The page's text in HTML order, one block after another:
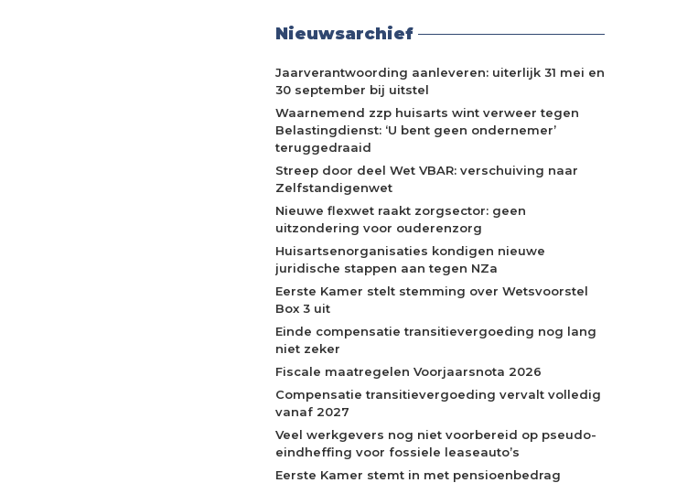
Nieuwsarchief
Jaarverantwoording aanleveren: uiterlijk 31 mei en
30 september bij uitstel
Waarnemend zzp huisarts wint verweer tegen
Belastingdienst: ‘U bent geen ondernemer’
teruggedraaid
Streep door deel Wet VBAR: verschuiving naar
Zelfstandigenwet
Nieuwe flexwet raakt zorgsector: geen
uitzondering voor ouderenzorg
Huisartsenorganisaties kondigen nieuwe
juridische stappen aan tegen NZa
Eerste Kamer stelt stemming over Wetsvoorstel
Box 3 uit
Einde compensatie transitievergoeding nog lang
niet zeker
Fiscale maatregelen Voorjaarsnota 2026
Compensatie transitievergoeding vervalt volledig
vanaf 2027
Veel werkgevers nog niet voorbereid op pseudo-
eindheffing voor fossiele leaseauto’s
Eerste Kamer stemt in met pensioenbedrag